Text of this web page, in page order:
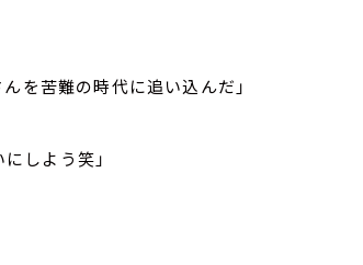
を苦難の時代に追い込んだ」
しよう笑」